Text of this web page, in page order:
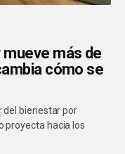
más de
cómo se
del bienestar por
proyecta hacia los